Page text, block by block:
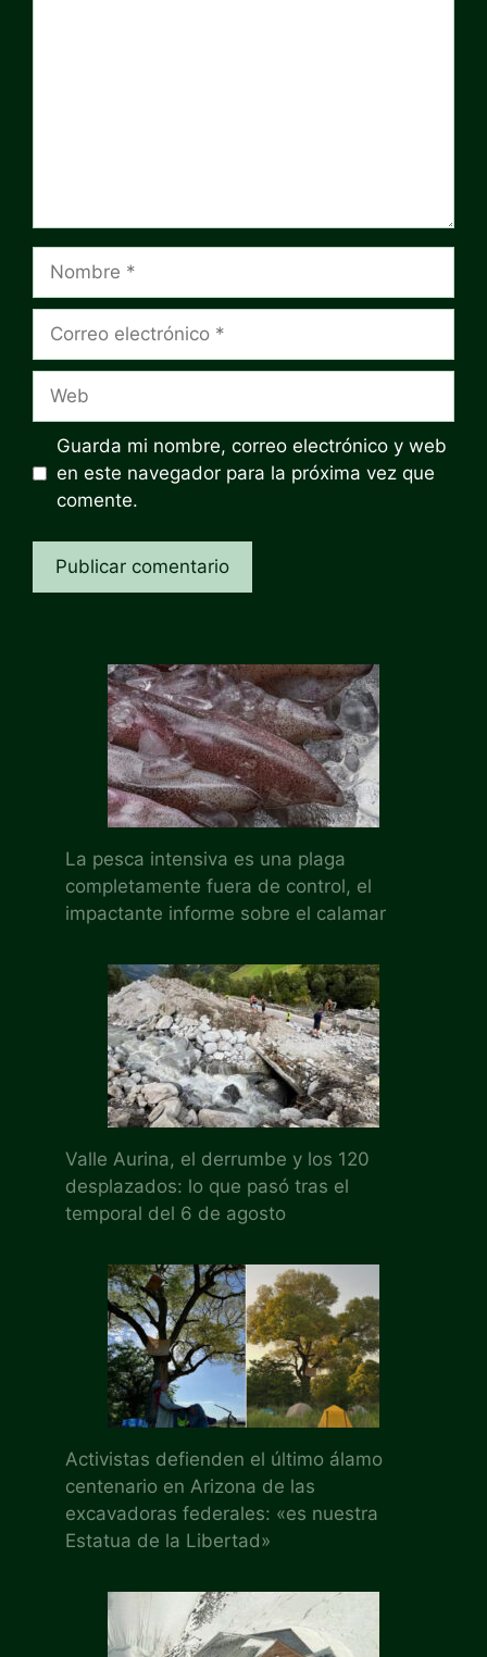
electrónico
Guarda mi nombre, correo electrónico y web
en este navegador para la próxima vez que
comente.
La pesca intensiva es una plaga
completamente fuera de control, el
impactante informe sobre el calamar
Valle Aurina, el derrumbe y los 120
desplazados: lo que pasó tras el
temporal del 6 de agosto
Activistas defienden el último álamo
centenario en Arizona de las
excavadoras federales: «es nuestra
Estatua de la Libertad»